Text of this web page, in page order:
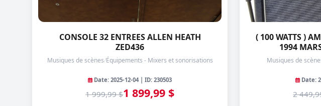
CONSOLE 32 ENTREES ALLEN HEATH
ZED436
Musiques de scènes/Équipements - Mixers et sonorisations
Date: 2025-12-04 | ID: 230503
1 999,99 $1 899,99 $
( 100 WATTS )
1994
Musiques de
Date:
2